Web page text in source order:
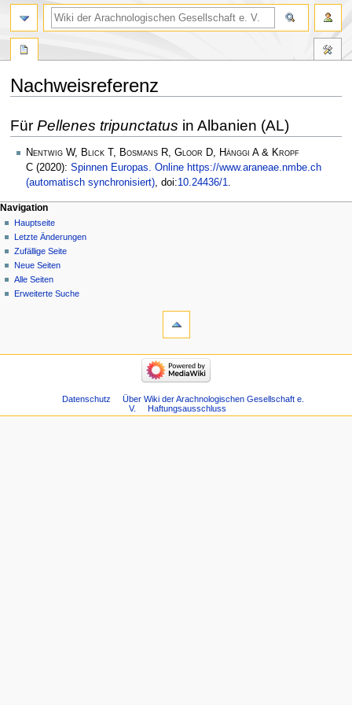
Nachweisreferenz
Navigation
springen
Suche
springen
Für Pellenes tripunctatus in Albanien (AL)
Nentwig W, Blick T, Bosmans R, Gloor D, Hänggi A & Kropf
C (2020): Spinnen Europas. Online https://www.araneae.nmbe.ch
(automatisch synchronisiert), doi:10.24436/1.
Navigation
Hauptseite
Letzte Änderungen
Zufällige Seite
Neue Seiten
Alle Seiten
Erweiterte Suche
Datenschutz
Über Wiki der Arachnologischen Gesellschaft e.
V.
Haftungsausschluss